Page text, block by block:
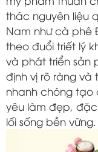
thác nguyên liệu
Nam như cà phê
theo đuổi triết lý
và phát triển sản
định vị rõ ràng
nhanh chóng
yêu làm đẹp,
lối sống bền vững.